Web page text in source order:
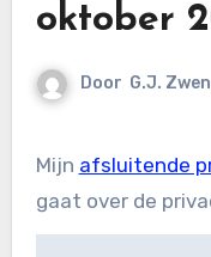
oktober
Door G.J.
Mijn afsluitende
gaat over de